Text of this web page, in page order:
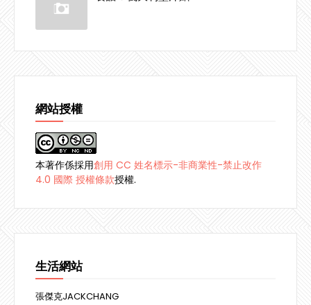
網站授權
本著作係採用創用 CC 姓名標示-非商業性-禁止改作
4.0 國際 授權條款授權.
生活網站
張傑克JACKCHANG